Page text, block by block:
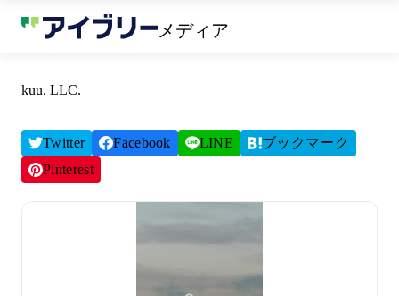
メディア
kuu. LLC.
Twitter Facebook LINE
ブックマーク
Pinterest